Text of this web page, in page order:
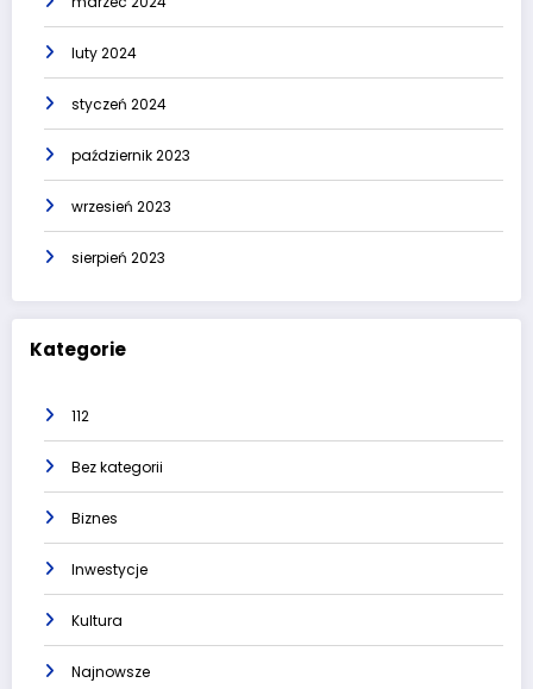
luty 2024
styczeń 2024
październik 2023
wrzesień 2023
sierpień 2023
Kategorie
112
Bez kategorii
Biznes
Inwestycje
Kultura
Najnowsze